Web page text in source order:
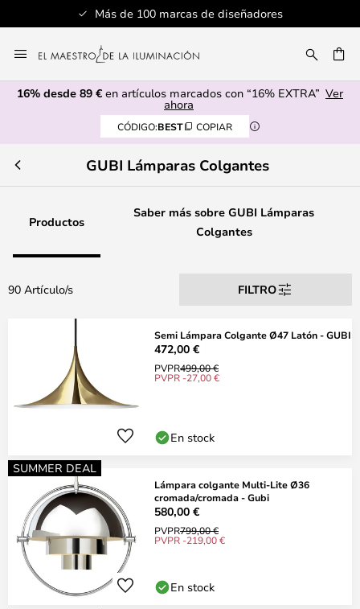
Servicio al cliente profesional
al
contenido
16% desde 89 € en artículos marcados con “16% EXTRA” Ver
ahora
CÓDIGO:BEST COPIAR
GUBI Lámparas Colgantes
Productos
Saber más sobre GUBI Lámparas
Colgantes
90 Artículo/s FILTRO
Semi Lámpara Colgante Ø47 Latón - GUBI
472,00 €
PVPR499,00 €
PVPR -27,00 €
En stock
SUMMER DEAL
Lámpara colgante Multi-Lite Ø36
cromada/cromada - Gubi
580,00 €
PVPR799,00 €
PVPR -219,00 €
En stock